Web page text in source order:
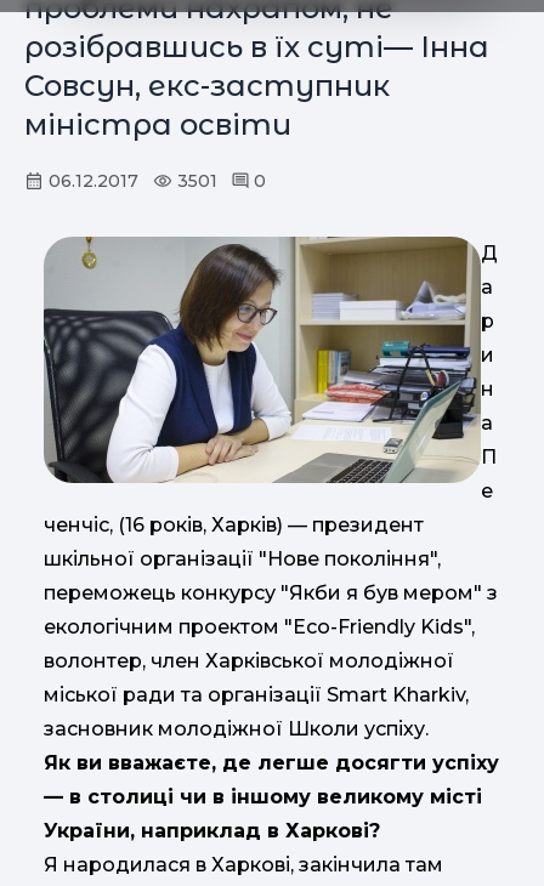
проблеми нахрапом, не
розібравшись в їх суті— Інна
Совсун, екс-заступник
міністра освіти
06.12.2017 3501 0
Д
а
р
и
н
а
П
е
ченчіс, (16 років, Харків) — президент
шкільної організації "Нове покоління",
переможець конкурсу "Якби я був мером" з
екологічним проектом "Eco-Friendly Kids",
волонтер, член Харківської молодіжної
міської ради та організації Smart Kharkiv,
засновник молодіжної Школи успіху.
Як ви вважаєте, де легше досягти успіху
— в столиці чи в іншому великому місті
України, наприклад в Харкові?
Я народилася в Харкові, закінчила там